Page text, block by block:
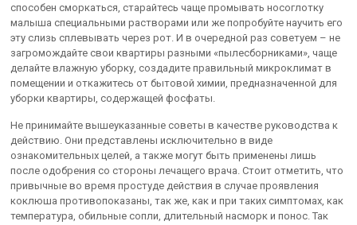
способен сморкаться, старайтесь чаще промывать носоглотку
малыша специальными растворами или же попробуйте научить его
эту слизь сплевывать через рот. И в очередной раз советуем – не
загромождайте свои квартиры разными «пылесборниками», чаще
делайте влажную уборку, создадите правильный микроклимат в
помещении и откажитесь от бытовой химии, предназначенной для
уборки квартиры, содержащей фосфаты.
Не принимайте вышеуказанные советы в качестве руководства к
действию. Они представлены исключительно в виде
ознакомительных целей, а также могут быть применены лишь
после одобрения со стороны лечащего врача. Стоит отметить, что
привычные во время простуде действия в случае проявления
коклюша противопоказаны, так же, как и при таких симптомах, как
температура, обильные сопли, длительный насморк и понос. Так